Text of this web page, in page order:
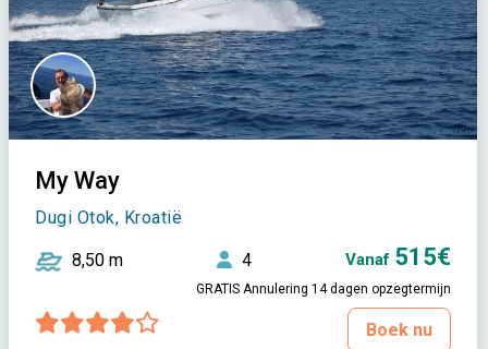
My Way
Dugi Otok, Kroatië
8,50 m 4 Vanaf 515€
GRATIS Annulering 14 dagen opzegtermijn
Boek nu